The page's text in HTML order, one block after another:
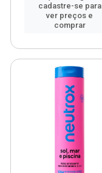
cadastre-se para
ver preços e
comprar